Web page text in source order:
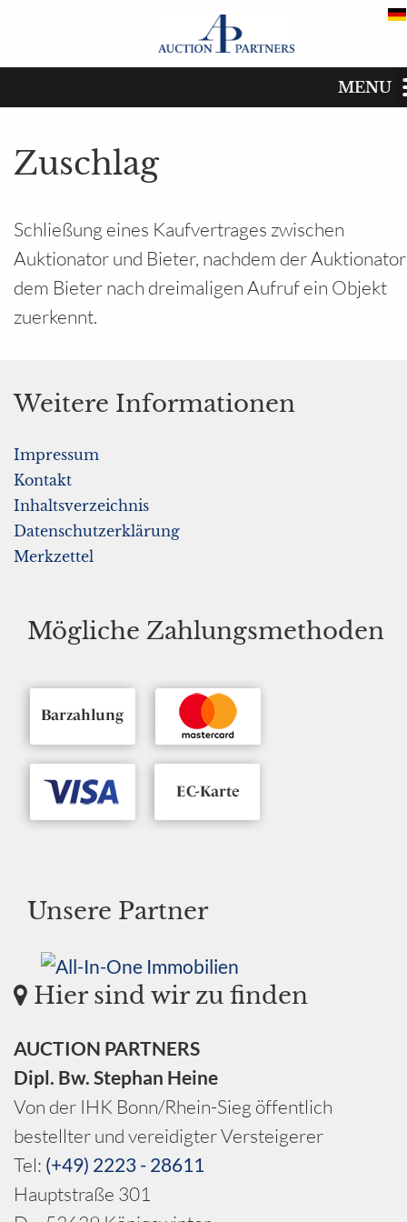
MENU
Katalog
Termine
Verkaufen
Ihr Bereich
Zuschlag
Schließung eines Kaufvertrages zwischen
Auktionator und Bieter, nachdem der Auktionator
dem Bieter nach dreimaligen Aufruf ein Objekt
zuerkennt.
Weitere Informationen
Impressum
Kontakt
Inhaltsverzeichnis
Datenschutzerklärung
Merkzettel
Mögliche Zahlungsmethoden
Unsere Partner
Hier sind wir zu finden
AUCTION PARTNERS
Dipl. Bw. Stephan Heine
Von der IHK Bonn/Rhein-Sieg öffentlich
bestellter und vereidigter Versteigerer
Tel: (+49) 2223 - 28611
Hauptstraße 301